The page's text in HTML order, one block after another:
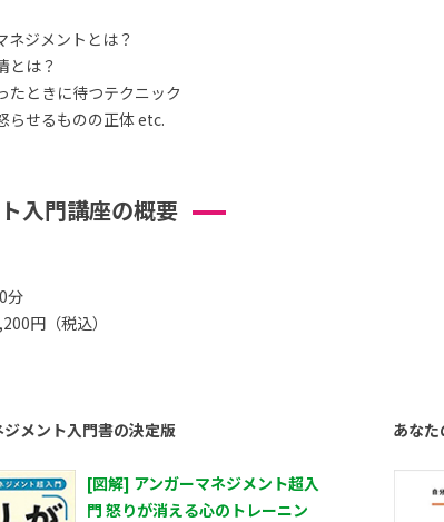
ネジメントとは？
とは？
たときに待つテクニック
らせるものの正体 etc.
入門講座の概要
分
円（税込）
ジメント入門書の決定版
[図解] アンガーマネジメント超入
門 怒りが消える心のトレーニン
あな